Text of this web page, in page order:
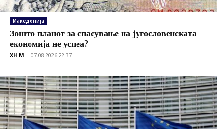
Македонија
Зошто планот за спасување на југословенската
економија не успеа?
XH M - 07.08.2026 22:37